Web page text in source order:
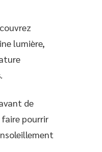
lumière,
de
faire pourrir